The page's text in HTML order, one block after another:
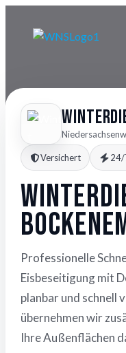
Versichert 24/
Professionelle
Eisbeseitigung mit
planbar und schnell
übernehmen wir
Ihre Außenflächen